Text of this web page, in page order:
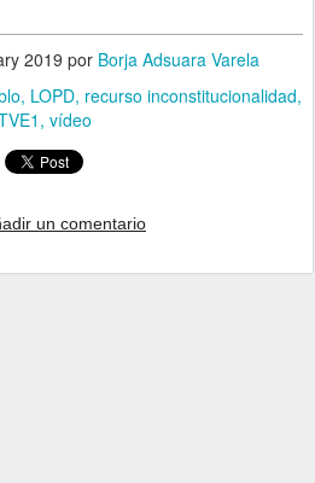
2019 por Borja Adsuara Varela
LOPD recurso inconstitucionalidad
vídeo
un comentario